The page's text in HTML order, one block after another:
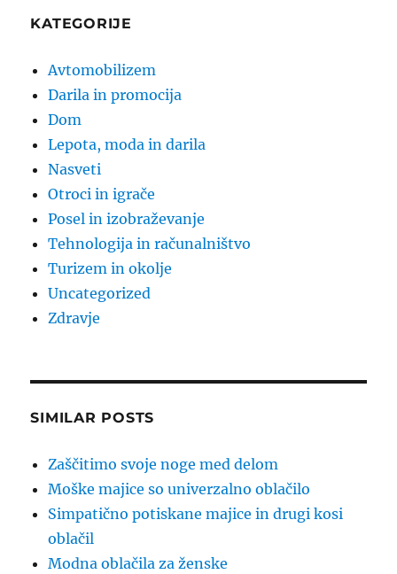
KATEGORIJE
Avtomobilizem
Darila in promocija
Dom
Lepota, moda in darila
Nasveti
Otroci in igrače
Posel in izobraževanje
Tehnologija in računalništvo
Turizem in okolje
Uncategorized
Zdravje
SIMILAR POSTS
Zaščitimo svoje noge med delom
Moške majice so univerzalno oblačilo
Simpatično potiskane majice in drugi kosi
oblačil
Modna oblačila za ženske